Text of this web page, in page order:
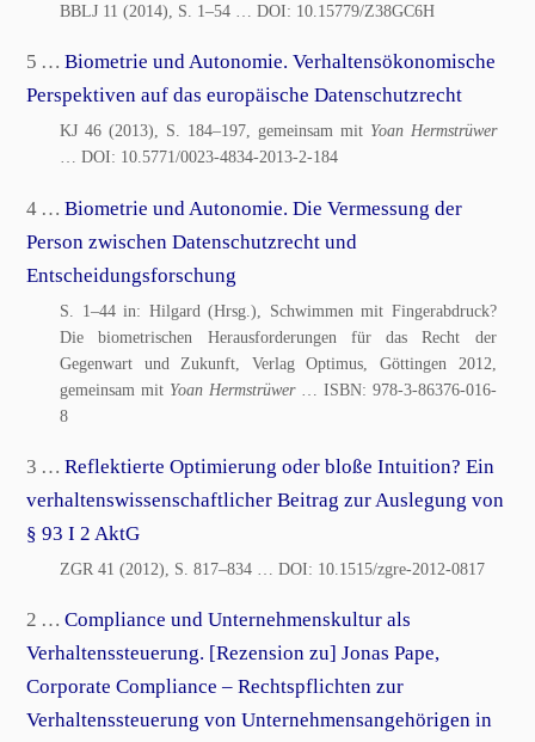
BBLJ 11 (2014), S. 1–54 … DOI: 10.15779/Z38GC6H
5 …Biometrie und Autonomie. Verhaltensökonomische
Perspektiven auf das europäische Datenschutzrecht
KJ 46 (2013), S. 184–197, gemeinsam mit Yoan Hermstrüwer
… DOI: 10.5771/0023-4834-2013-2-184
4 …Biometrie und Autonomie. Die Vermessung der
Person zwischen Datenschutzrecht und
Entscheidungsforschung
S. 1–44 in: Hilgard (Hrsg.), Schwimmen mit Fingerabdruck?
Die biometrischen Herausforderungen für das Recht der
Gegenwart und Zukunft, Verlag Optimus, Göttingen 2012,
gemeinsam mit Yoan Hermstrüwer… ISBN: 978-3-86376-016-
8
3 …Reflektierte Optimierung oder bloße Intuition? Ein
verhaltenswissenschaftlicher Beitrag zur Auslegung von
§ 93 I 2 AktG
ZGR 41 (2012), S. 817–834 … DOI: 10.1515/zgre-2012-0817
2 …Compliance und Unternehmenskultur als
Verhaltenssteuerung. [Rezension zu] Jonas Pape,
Corporate Compliance – Rechtspflichten zur
Verhaltenssteuerung von Unternehmensangehörigen in